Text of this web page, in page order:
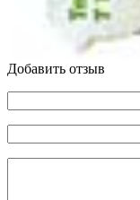
Добавить отзыв